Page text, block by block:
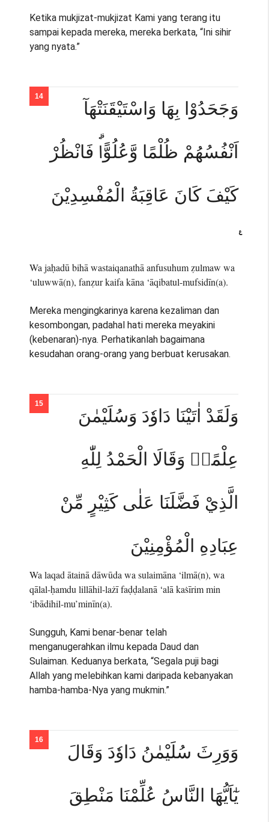
Ketika mukjizat-mukjizat Kami yang terang itu
sampai kepada mereka, mereka berkata, “Ini sihir
yang nyata.”
وَجَحَدُوْا بِهَا وَاسْتَيْقَنَتْهَآ
اَنْفُسُهُمْ ظُلْمًا وَّعُلُوًّاۗ فَانْظُرْ
كَيْفَ كَانَ عَاقِبَةُ الْمُفْسِدِيْنَ
Wa jaḥadū bihā wastaiqanathā anfusuhum ẓulmaw wa
‘uluwwā(n), fanẓur kaifa kāna ‘āqibatul-mufsidīn(a).
Mereka mengingkarinya karena kezaliman dan
kesombongan, padahal hati mereka meyakini
(kebenaran)-nya. Perhatikanlah bagaimana
kesudahan orang-orang yang berbuat kerusakan.
وَلَقَدْ اٰتَيْنَا دَاوٗدَ وَسُلَيْمٰنَ
عِلْمًاۗ وَقَالَا الْحَمْدُ لِلّٰهِ
الَّذِيْ فَضَّلَنَا عَلٰى كَثِيْرٍ مِّنْ
عِبَادِهِ الْمُؤْمِنِيْنَ
Wa laqad ātainā dāwūda wa sulaimāna ‘ilmā(n), wa
qālal-ḥamdu lillāhil-lażī faḍḍalanā ‘alā kaṡīrim min
‘ibādihil-mu’minīn(a).
Sungguh, Kami benar-benar telah
menganugerahkan ilmu kepada Daud dan
Sulaiman. Keduanya berkata, “Segala puji bagi
Allah yang melebihkan kami daripada kebanyakan
hamba-hamba-Nya yang mukmin.”
وَوَرِثَ سُلَيْمٰنُ دَاوٗدَ وَقَالَ
يٰٓاَيُّهَا النَّاسُ عُلِّمْنَا مَنْطِقَ